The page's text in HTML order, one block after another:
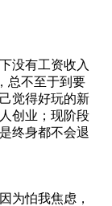
没有工资收入
总不至于到要
觉得好玩的新
创业；现阶段
终身都不会退
为怕我焦虑，